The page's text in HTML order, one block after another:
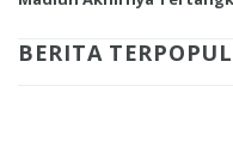
BERITA